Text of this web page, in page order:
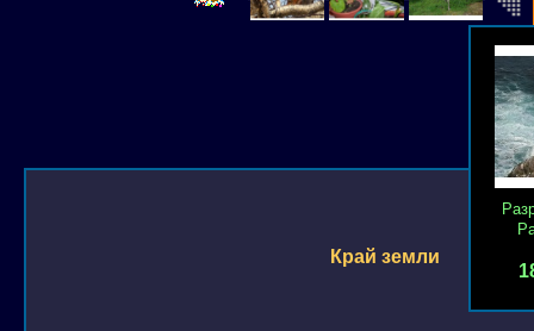
Край земли